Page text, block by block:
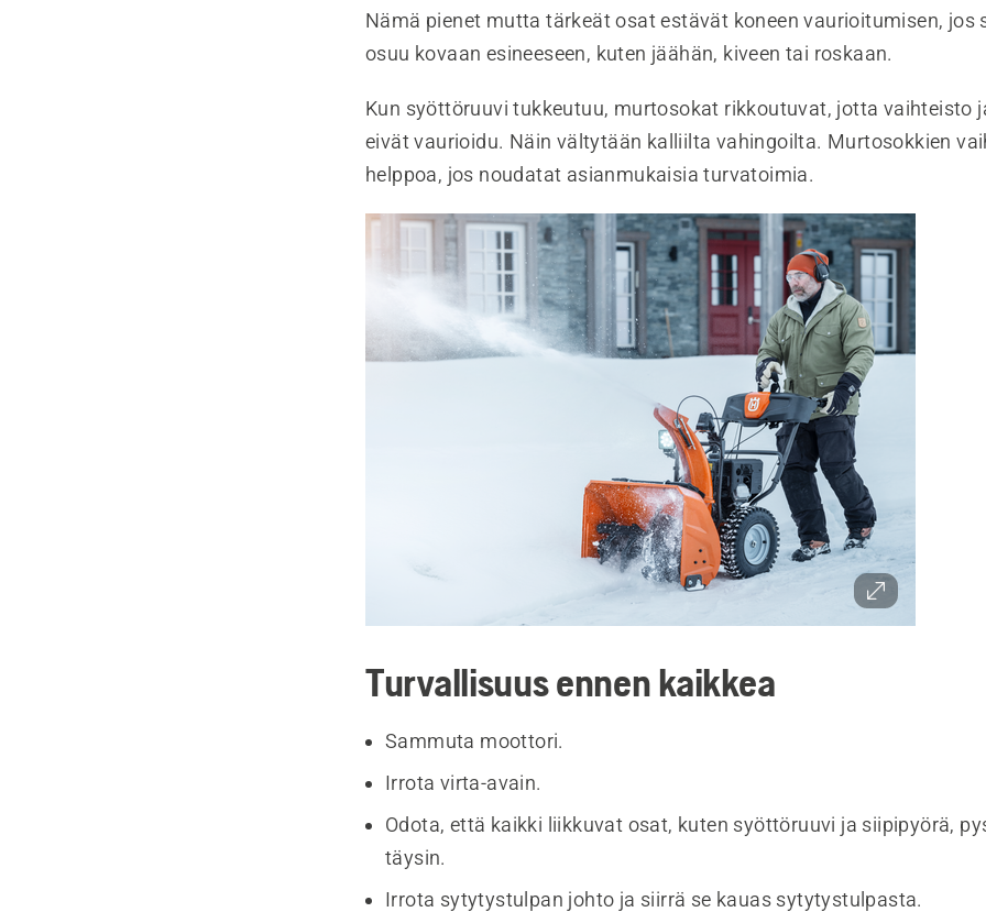
Nämä pienet mutta tärkeät osat estävät koneen vaurioitumisen, jos
osuu kovaan esineeseen, kuten jäähän, kiveen tai roskaan.
Kun syöttöruuvi tukkeutuu, murtosokat rikkoutuvat, jotta vaihteisto
eivät vaurioidu. Näin vältytään kalliilta vahingoilta. Murtosokkien
helppoa, jos noudatat asianmukaisia turvatoimia.
Turvallisuus ennen kaikkea
Sammuta moottori.
Irrota virta-avain.
Odota, että kaikki liikkuvat osat, kuten syöttöruuvi ja siipipyörä,
täysin.
Irrota sytytystulpan johto ja siirrä se kauas sytytystulpasta.